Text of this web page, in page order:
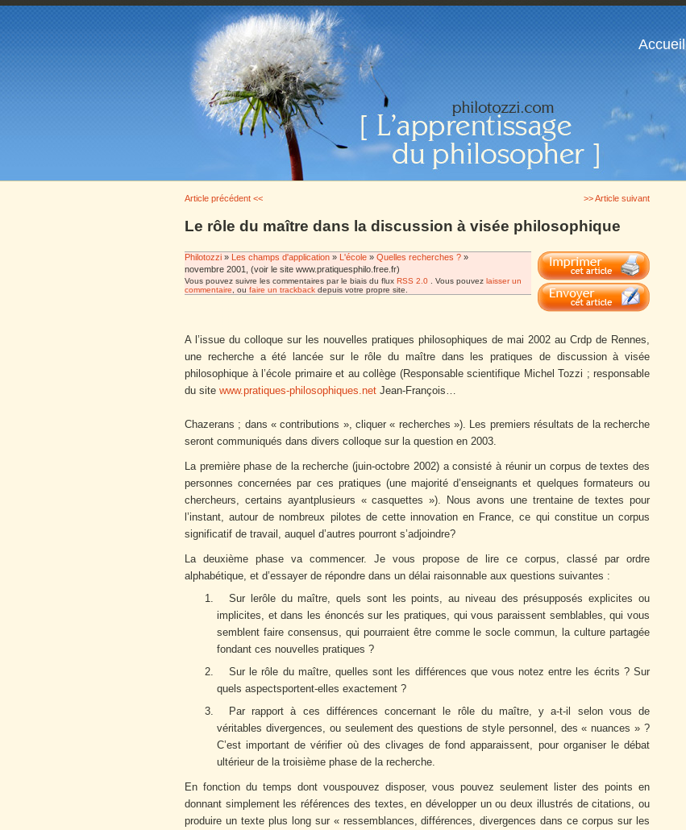
Article précédent << >> Article suivant
Le rôle du maître dans la discussion à visée philosophique
Philotozzi » Les champs d'application » L'école » Quelles recherches ? »
novembre 2001, (voir le site www.pratiquesphilo.free.fr)
Vous pouvez suivre les commentaires par le biais du flux RSS 2.0 . Vous pouvez laisser un
commentaire , ou faire un trackback depuis votre propre site.
A l’issue du colloque sur les nouvelles pratiques philosophiques de mai 2002 au Crdp de Rennes,
une recherche a été lancée sur le rôle du maître dans les pratiques de discussion à visée
philosophique à l’école primaire et au collège (Responsable scientifique Michel Tozzi ; responsable
du site www.pratiques-philosophiques.net Jean-François…
Chazerans ; dans « contributions », cliquer « recherches »). Les premiers résultats de la recherche
seront communiqués dans divers colloque sur la question en 2003.
La première phase de la recherche (juin-octobre 2002) a consisté à réunir un corpus de textes des
personnes concernées par ces pratiques (une majorité d’enseignants et quelques formateurs ou
chercheurs, certains ayantplusieurs « casquettes »). Nous avons une trentaine de textes pour
l’instant, autour de nombreux pilotes de cette innovation en France, ce qui constitue un corpus
significatif de travail, auquel d’autres pourront s’adjoindre?
La deuxième phase va commencer. Je vous propose de lire ce corpus, classé par ordre
alphabétique, et d’essayer de répondre dans un délai raisonnable aux questions suivantes :
Sur lerôle du maître, quels sont les points, au niveau des présupposés explicites ou
implicites, et dans les énoncés sur les pratiques, qui vous paraissent semblables, qui vous
semblent faire consensus, qui pourraient être comme le socle commun, la culture partagée
fondant ces nouvelles pratiques ?
Sur le rôle du maître, quelles sont les différences que vous notez entre les écrits ? Sur
quels aspectsportent-elles exactement ?
Par rapport à ces différences concernant le rôle du maître, y a-t-il selon vous de
véritables divergences, ou seulement des questions de style personnel, des « nuances » ?
C’est important de vérifier où des clivages de fond apparaissent, pour organiser le débat
ultérieur de la troisième phase de la recherche.
En fonction du temps dont vouspouvez disposer, vous pouvez seulement lister des points en
donnant simplement les références des textes, en développer un ou deux illustrés de citations, ou
produire un texte plus long sur « ressemblances, différences, divergences dans ce corpus sur les
Accueil